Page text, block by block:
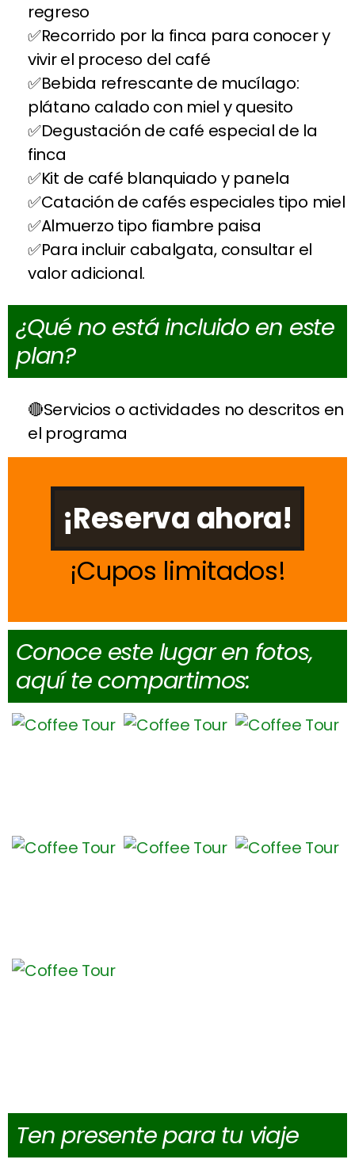
regreso
Recorrido por la finca para conocer y
vivir el proceso del café
Bebida refrescante de mucílago:
plátano calado con miel y quesito
Degustación de café especial de la
finca
Kit de café blanquiado y panela
Catación de cafés especiales tipo miel
Almuerzo tipo fiambre paisa
Para incluir cabalgata, consultar el
valor adicional.
¿Qué no está incluido en este
plan?
Servicios o actividades no descritos en
el programa
¡Reserva ahora!
Cupos limitados
Conoce este lugar en fotos,
aquí te compartimos:
Ten presente para tu viaje